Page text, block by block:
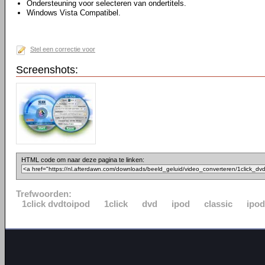
Ondersteuning voor selecteren van ondertitels.
Windows Vista Compatibel.
Stel een correctie voor
Screenshots:
HTML code om naar deze pagina te linken:
Trefwoorden:
1click dvdtoipod
1click dvd ipod classic